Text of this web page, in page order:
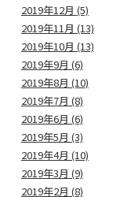
2019年12月 (5)
2019年11月 (13)
2019年10月 (13)
2019年9月 (6)
2019年8月 (10)
2019年7月 (8)
2019年6月 (6)
2019年5月 (3)
2019年4月 (10)
2019年3月 (9)
2019年2月 (8)